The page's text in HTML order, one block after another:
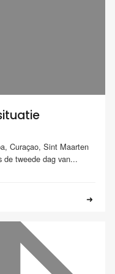
Curaçao, Sint Maarten
de tweede dag van...